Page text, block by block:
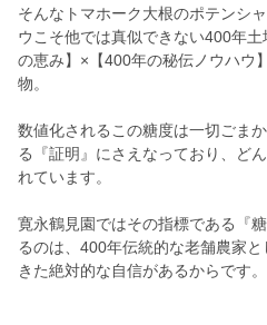
そんなトマホーク大根のポテンシ
ウこそ他では真似できない400年
の恵み】×【400年の秘伝ノウハウ
物。
数値化されるこの糖度は一切ごま
る『証明』にさえなっており、ど
れています。
寛永鶴見園ではその指標である『
るのは、400年伝統的な老舗農家
きた絶対的な自信があるからです。